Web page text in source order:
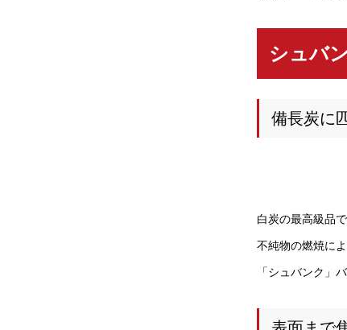
シュバ
備長炭に
白炭の最高級品
不純物の燃焼に
「シュバンク」